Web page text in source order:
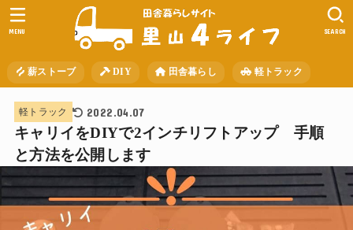
薪ストーブ DIY 田舎暮らし 軽トラック
SEARCH
MENU
軽トラック 2022.04.07
キャリイをDIYで2インチリフトアップ 手順
と方法を公開します